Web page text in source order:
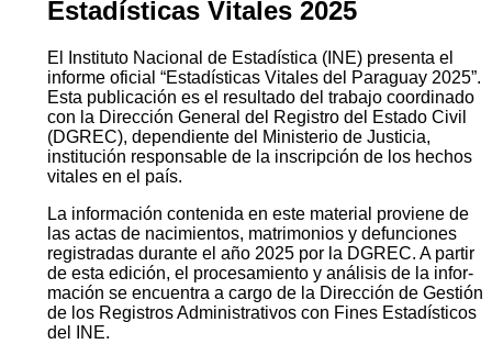
Estadísticas Vitales 2025
El Instituto Nacional de Estadística (INE) presenta el
informe oficial “Estadísticas Vitales del Paraguay 2025”.
Esta publicación es el resultado del trabajo coordinado
con la Dirección General del Registro del Estado Civil
(DGREC), dependiente del Ministerio de Justicia,
institución responsable de la inscripción de los hechos
vitales en el país.
La información contenida en este material proviene de
las actas de nacimientos, matrimonios y defunciones
registradas durante el año 2025 por la DGREC. A partir
de esta edición, el procesamiento y análisis de la infor­
mación se encuentra a cargo de la Dirección de Gestión
de los Registros Administrativos con Fines Estadísticos
del INE.